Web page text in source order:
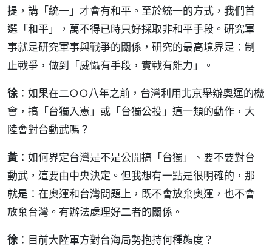
提，講「統一」才會有和平。至於統一的方式，我們首
選「和平」，萬不得已時只好採取非和平手段。研究軍
事就是研究軍事與戰爭的關係，研究的最高境界是：制
止戰爭，做到「威懾有手段，實戰有能力」。
徐 ：如果在二○○八年之前，台灣利用北京舉辦奧運的機
會，搞「台獨入憲」或「台獨公投」這一類的動作，大
陸會對台動武嗎？
黃 ：如何界定台灣是不是公開搞「台獨」、要不要對台
動武，這要由中央決定。但我想有一點是很明確的，那
就是：在奧運和台灣問題上，既不會放棄奧運，也不會
放棄台灣。有辦法處理好二者的關係。
徐 ：目前大陸軍方對台海局勢抱持何種態度？